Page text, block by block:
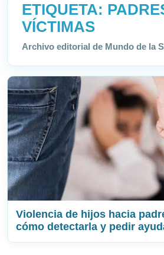
ETIQUETA:
VÍCTIMAS
Archivo editorial de Mundo de la
Violencia de hijos hacia
cómo detectarla y pedir